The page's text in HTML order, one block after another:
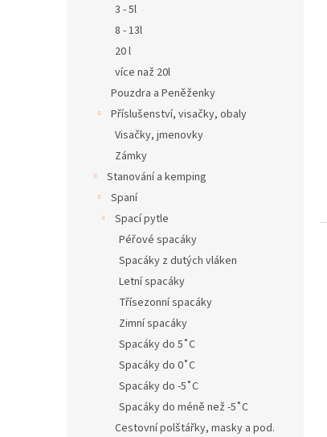
3 - 5l
8 - 13l
20 l
více naž 20l
Pouzdra a Peněženky
Příslušenství, visačky, obaly
Visačky, jmenovky
Zámky
Stanování a kemping
Spaní
Spací pytle
Péřové spacáky
Spacáky z dutých vláken
Letní spacáky
Třísezonní spacáky
Zimní spacáky
Spacáky do 5˚C
Spacáky do 0˚C
Spacáky do -5˚C
Spacáky do méně než -5˚C
Cestovní polštářky, masky a pod.